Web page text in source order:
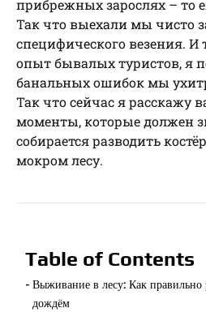
прибрежных зарослях – то
Так что выехали мы чисто
специфического везения. И
опыт бывалых туристов, я
банальных ошибок мы
Так что сейчас я расскажу
моменты, которые должен
собирается разводить
мокром лесу.
Table of Contents
Выживание в лесу: Как правильно
дождём